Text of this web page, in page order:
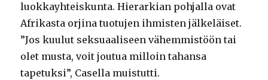
luokkayhteiskunta. Hierarkian pohjalla ovat
Afrikasta orjina tuotujen ihmisten jälkeläiset.
”Jos kuulut seksuaaliseen vähemmistöön tai
olet musta, voit joutua milloin tahansa
tapetuksi”, Casella muistutti.